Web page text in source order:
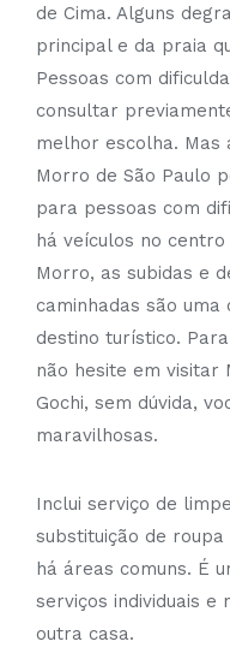
de Cima. Alguns
principal e da praia
Pessoas com
consultar
melhor escolha. Mas
Morro de São Paulo
para pessoas com
há veículos no
Morro, as subidas e
caminhadas são
destino turístico.
não hesite em visitar
Gochi, sem dúvida,
maravilhosas.
Inclui serviço de
substituição de
há áreas comuns. É
serviços individuais e
outra casa.